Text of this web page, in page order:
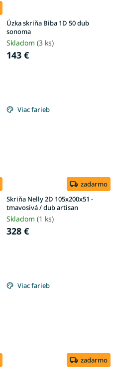
Úzka skriňa Biba 1D 50 dub
sonoma
Skladom (3 ks)
143 €
Viac farieb
zadarmo
Skriňa Nelly 2D 105x200x51 -
tmavosivá / dub artisan
Skladom (1 ks)
328 €
Viac farieb
zadarmo